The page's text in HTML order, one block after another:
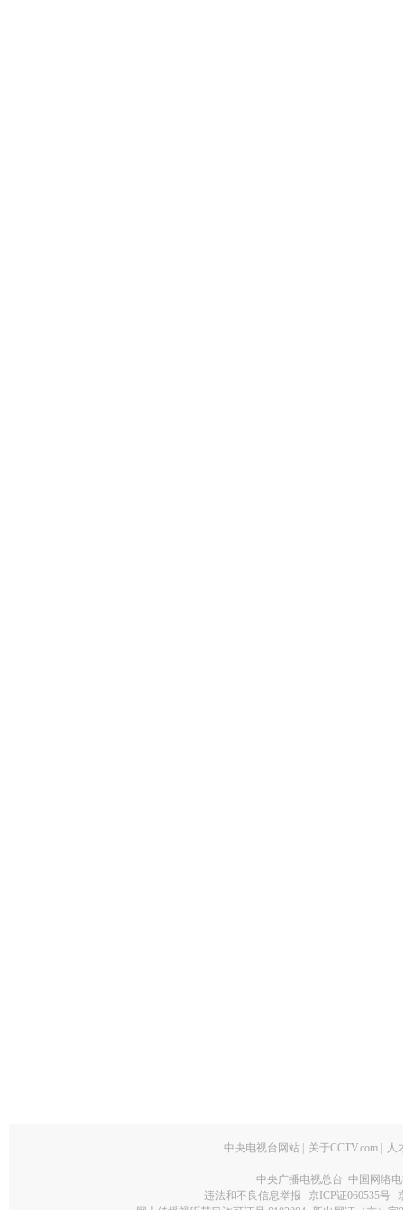
中央电视台网站 关于CCTV.com 人
中央广播电视总台 中国网络
违法和不良信息举报
京ICP证060535号